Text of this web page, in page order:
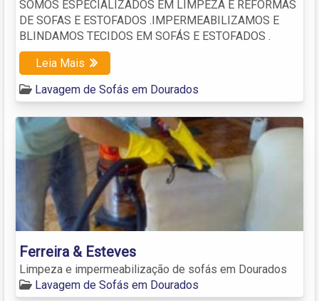
SOMOS ESPECIALIZADOS EM LIMPEZA E REFORMAS
DE SOFAS E ESTOFADOS .IMPERMEABILIZAMOS E
BLINDAMOS TECIDOS EM SOFÁS E ESTOFADOS .
Leia Mais
Lavagem de Sofás em Dourados
Ferreira & Esteves
Limpeza e impermeabilização de sofás em Dourados
Lavagem de Sofás em Dourados